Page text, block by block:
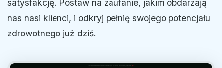
satysfakcję. Postaw na zaufanie, jakim obdarzają
nas nasi klienci, i odkryj pełnię swojego potencjału
zdrowotnego już dziś.